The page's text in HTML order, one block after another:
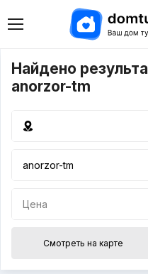
Найдено
anorzor-tm
Цена
Смотреть на карте